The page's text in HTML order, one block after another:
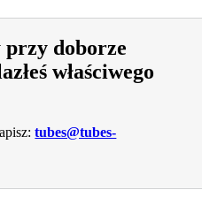
przy doborze
właściwego
tubes@tubes-